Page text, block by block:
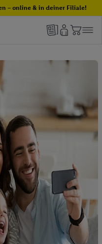
– online & in deiner Filiale!